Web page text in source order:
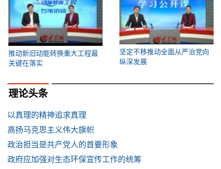
推动新旧动能转换重大工程最
关键在落实
坚定不移推动全面从严治党向
纵深发展
理论头条
以真理的精神追求真理
高扬马克思主义伟大旗帜
政治担当是共产党人的首要形象
政府应加强对生态环保宣传工作的统筹